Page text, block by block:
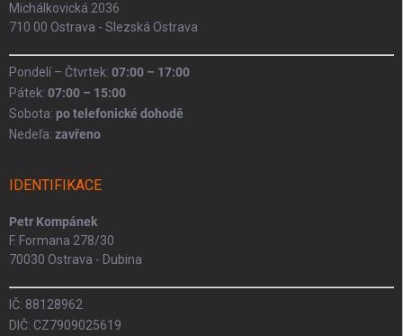
Michálkovická 2036
710 00 Ostrava - Slezská Ostrava
Pondelí – Čtvrtek: 07:00 – 17:00
Pátek: 07:00 – 15:00
Sobota: po telefonické dohodě
Nedeľa: zavřeno
IDENTIFIKACE
Petr Kompánek
F. Formana 278/30
70030 Ostrava - Dubina
IČ: 88128962
DIČ: CZ7909025619